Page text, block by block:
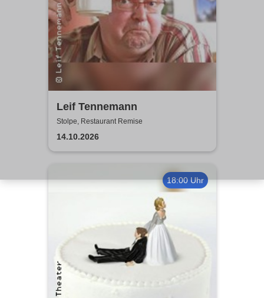
Leif Tennemann
Stolpe, Restaurant Remise
14.10.2026
18:00 Uhr